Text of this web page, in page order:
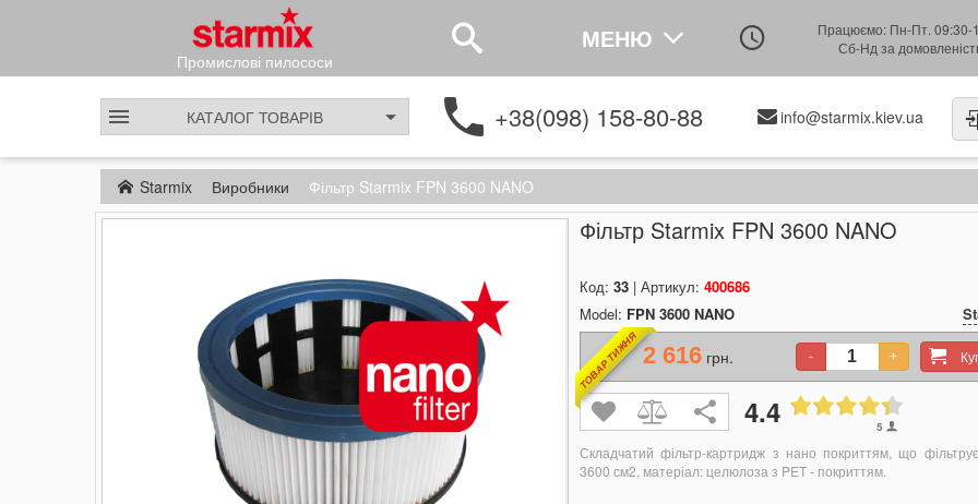
Промислові пилососи
МЕНЮ
Працюємо: Пн-Пт. 09:30-
Сб-Нд за
КАТАЛОГ ТОВАРІВ +38(098) 158-80-88 info@starmix.kiev.ua
Starmix Виробники Фільтр Starmix FPN 3600 NANO
Фільтр Starmix FPN 3600 NANO
Код: 33 | Артикул: 400686
Model: FPN 3600 NANO
ТОВАР ТИЖНЯ2 616 грн. - +
4.4 5
Складчатий фільтр-картридж з нано покриттям, що
3600 см2, матеріал: целюлоза з PET - покриттям.